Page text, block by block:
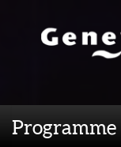
Programme